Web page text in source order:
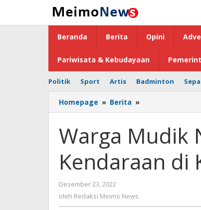
konten
Beranda Berita Opini
Pariwisata & Kebudayaan
Politik Sport Artis Badminton
Homepage » Berita »
Mudik
Bisa
Titipkan
di
Warga Mudik
Kendaraan di
Desember 23, 2022
Redaksi
oleh Redaksi Meimo News